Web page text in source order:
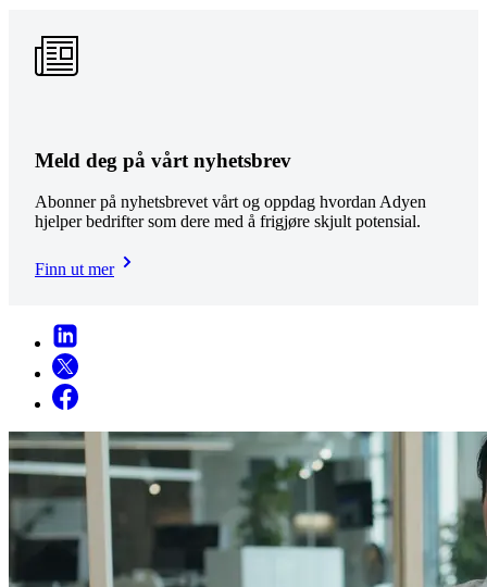
Meld deg på vårt nyhetsbrev
Abonner på nyhetsbrevet vårt og oppdag hvordan Adyen
hjelper bedrifter som dere med å frigjøre skjult potensial.
Finn ut mer